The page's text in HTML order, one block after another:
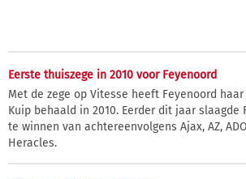
Eerste thuiszege in 2010 voor Feyenoord
Met de zege op Vitesse heeft Feyenoord
Kuip behaald in 2010. Eerder dit jaar slaagde
te winnen van achtereenvolgens Ajax, AZ,
Heracles.